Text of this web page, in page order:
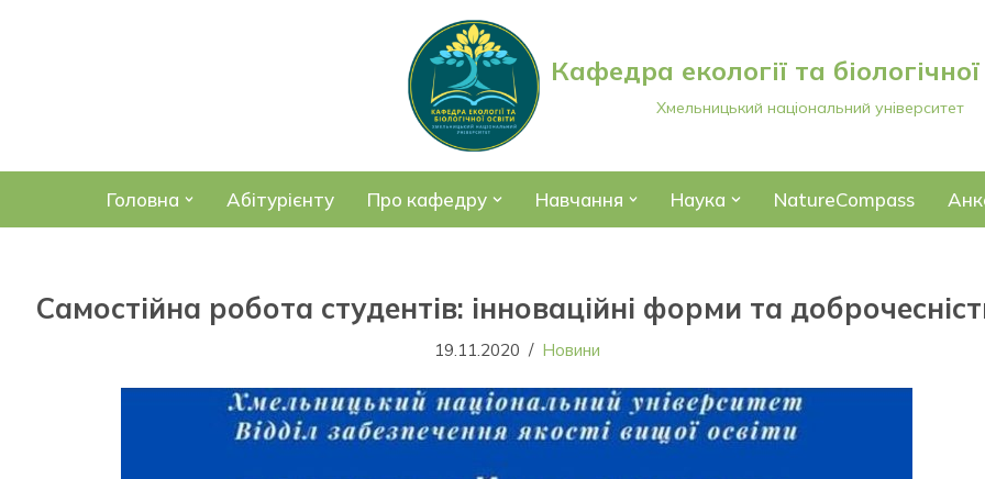
Кафедра екології та біологічної
Хмельницький національний університет
Головна Абітурієнту Про кафедру Навчання Наука NatureCompass
Самостійна робота студентів: інноваційні форми та
19.11.2020 Новини